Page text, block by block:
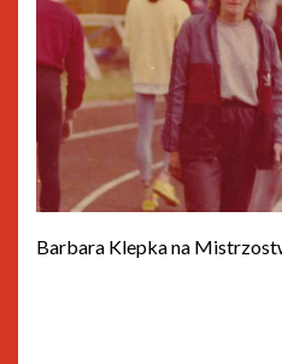
Barbara Klepka na